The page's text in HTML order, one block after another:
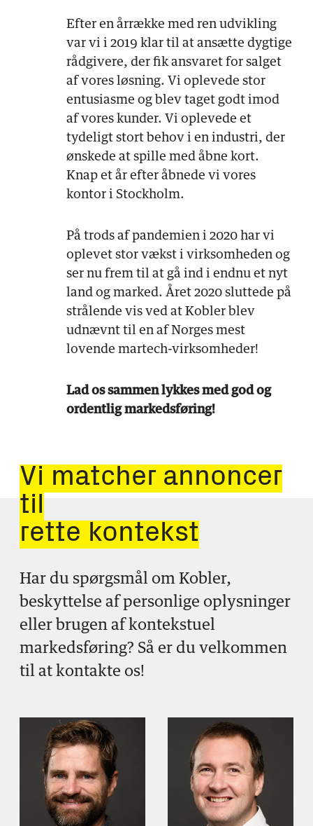
Efter en årrække med ren udvikling
var vi i 2019 klar til at ansætte dygtige
rådgivere, der fik ansvaret for salget
af vores løsning. Vi oplevede stor
entusiasme og blev taget godt imod
af vores kunder. Vi oplevede et
tydeligt stort behov i en industri, der
ønskede at spille med åbne kort.
Knap et år efter åbnede vi vores
kontor i Stockholm.
På trods af pandemien i 2020 har vi
oplevet stor vækst i virksomheden og
ser nu frem til at gå ind i endnu et nyt
land og marked. Året 2020 sluttede på
strålende vis ved at Kobler blev
udnævnt til en af Norges mest
lovende martech-virksomheder!
Lad os sammen lykkes med god og
ordentlig markedsføring!
Vi matcher annoncer
til
rette kontekst
Har du spørgsmål om Kobler,
beskyttelse af personlige oplysninger
eller brugen af kontekstuel
markedsføring? Så er du velkommen
til at kontakte os!